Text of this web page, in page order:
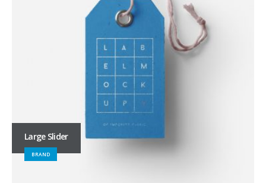
Large Slider
BRAND